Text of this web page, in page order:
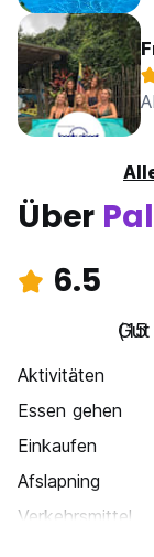
Über
6.5
Gut
(15
Aktivitäten
Essen gehen
Einkaufen
Afslapning
Verkehrsmittel